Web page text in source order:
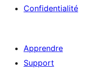
Confidentialité
Apprendre
Support